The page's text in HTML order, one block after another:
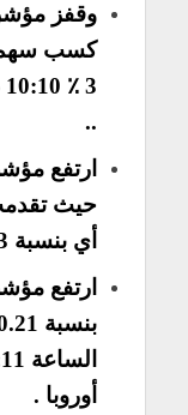
كسب سهم
..
حيث
أي بنسبة 1.93 ٪ في نفس الوقت .
أوروبا .